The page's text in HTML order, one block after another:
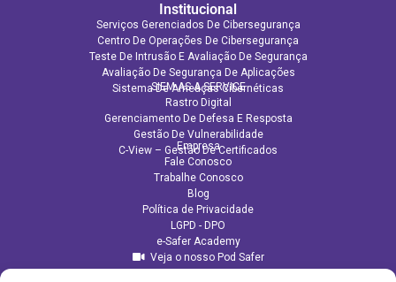
Institucional
Serviços Gerenciados De Cibersegurança
Centro De Operações De Cibersegurança
Teste De Intrusão E Avaliação De Segurança
Avaliação De Segurança De Aplicações​
Sistema De Ameaças Cibernéticas
SIEM AS A SERVICE
Rastro Digital
Gerenciamento De Defesa E Resposta
Gestão De Vulnerabilidade
C-View – Gestão De Certificados
Empresa
Fale Conosco
Trabalhe Conosco
Blog
Política de Privacidade
LGPD - DPO
e-Safer Academy
Veja o nosso Pod Safer